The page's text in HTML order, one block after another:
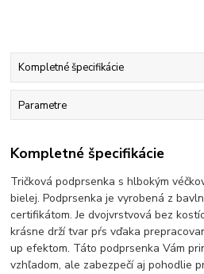
Kompletné špecifikácie
Parametre
Kompletné špecifikácie
Tričková podprsenka s hlbokým
bielej. Podprsenka je vyrobená z
certifikátom. Je dvojvrstvová bez
krásne drží tvar pŕs vďaka
up efektom. Táto podprsenka Vám
vzhľadom, ale zabezpečí aj pohodlie